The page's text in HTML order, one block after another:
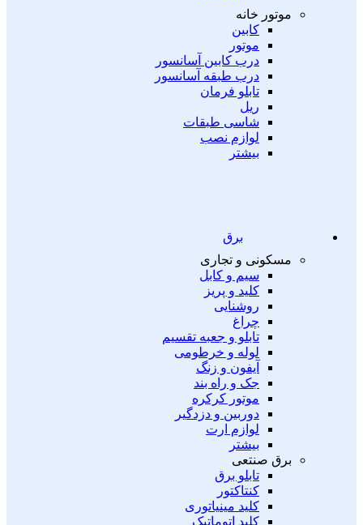
موتور خانه
کابین
موتور
درب کابین آسانسور
درب طبقه آسانسور
تابلو فرمان
ریل
شاسی طبقات
لوازم نصب
بیشتر
برق
مسکونی و تجاری
سیم و کابل
کلید و پریز
روشنایی
چراغ
تابلو و جعبه تقسیم
لوله و خرطومی
آیفون و زنگ
جک و راه بند
موتور کرکره
دوربین و دزدگیر
لوازم ارت
بیشتر
برق صنتعی
تابلو برق
کنتاکتور
کلید مینیاتوری
کلید اتوماتیک